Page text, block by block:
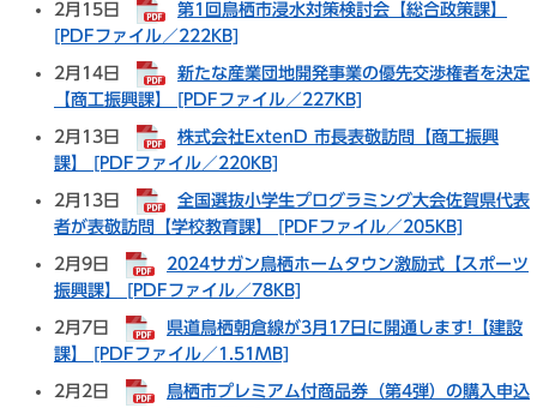
2月15日
第1回鳥栖市浸水対策検討会【総合政策課】
[PDFファイル／222KB]
2月14日
新たな産業団地開発事業の優先交渉権者を決定
【商工振興課】 [PDFファイル／227KB]
2月13日
株式会社ExtenD 市長表敬訪問【商工振興
課】 [PDFファイル／220KB]
2月13日
全国選抜小学生プログラミング大会佐賀県代表
者が表敬訪問【学校教育課】 [PDFファイル／205KB]
2月9日
2024サガン鳥栖ホームタウン激励式【スポーツ
振興課】 [PDFファイル／78KB]
2月7日
県道鳥栖朝倉線が3月17日に開通します!【建設
課】 [PDFファイル／1.51MB]
2月2日
鳥栖市プレミアム付商品券（第4弾）の購入申込